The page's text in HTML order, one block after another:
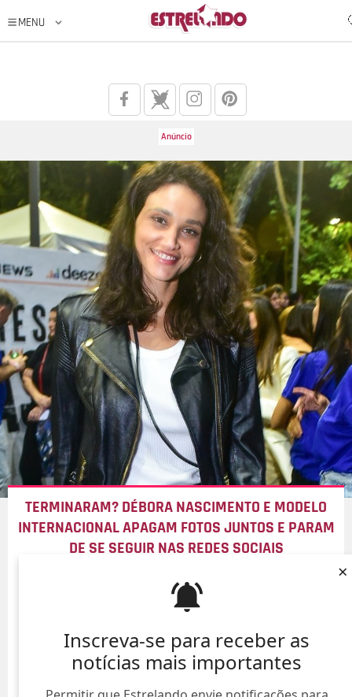
Inscreva-se para receber as
notícias mais importantes
×
TERMINARAM? DÉBORA NASCIMENTO E MODELO
INTERNACIONAL APAGAM FOTOS JUNTOS E PARAM
DE SE SEGUIR NAS REDES SOCIAIS